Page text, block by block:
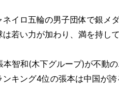
イロ五輪の男子団体で銀メ
若い力が加わり、満を持し
本智和(木下グループ)が不動
ンキング4位の張本は中国が